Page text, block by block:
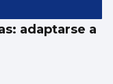
adaptarse a